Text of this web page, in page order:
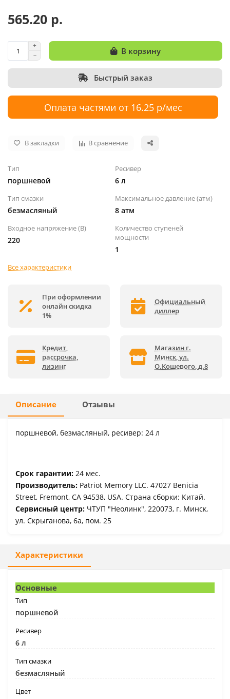
565.20 р.
В корзину
Быстрый заказ
Оплата частями от 16.25 р/мес
В закладки В сравнение
Тип
поршневой
Ресивер
6 л
Тип смазки
безмасляный
Максимальное давление (атм)
8 атм
Входное напряжение (В)
220
Количество ступеней
мощности
1
Все характеристики
При оформлении
онлайн скидка
1%
Официальный
диллер
Кредит,
рассрочка,
лизинг
Магазин г.
Минск, ул.
О.Кошевого, д.8
Описание Отзывы
поршневой, безмасляный, ресивер: 24 л
Срок гарантии: 24 мес.
Производитель: Patriot Memory LLC. 47027 Benicia
Street, Fremont, CA 94538, USA. Страна сборки: Китай.
Сервисный центр: ЧТУП "Неолинк", 220073, г. Минск,
ул. Скрыганова, 6а, пом. 25
Характеристики
Основные
Тип
поршневой
Ресивер
6 л
Тип смазки
безмасляный
Цвет